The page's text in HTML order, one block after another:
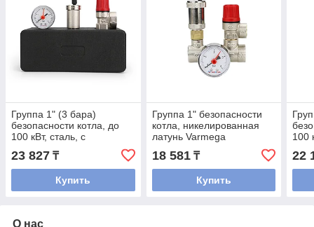
Группа 1" (3 бара)
безопасности котла, до
100 кВт, сталь, с
термоизоляцией
23 827 ₸
Купить
Группа 1" безопасности
котла, никелированная
латунь Varmega
18 581₸
Купить
100
22
О нас